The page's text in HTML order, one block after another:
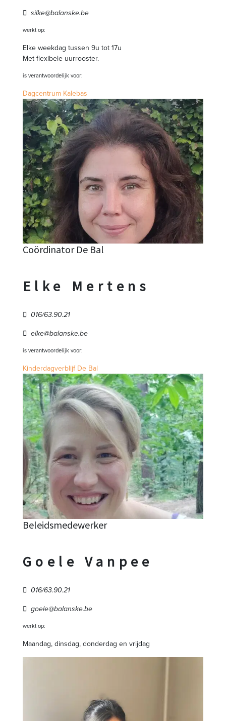
silke@balanske.be
werkt op:
Elke weekdag tussen 9u tot 17u
Met flexibele uurrooster.
is verantwoordelijk voor:
Dagcentrum Kalebas
Coördinator De Bal
Elke Mertens
016/63.90.21
elke@balanske.be
is verantwoordelijk voor:
Kinderdagverblijf De Bal
Beleidsmedewerker
Goele Vanpee
016/63.90.21
goele@balanske.be
werkt op:
Maandag, dinsdag, donderdag en vrijdag